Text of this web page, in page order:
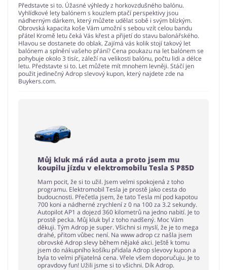
Představte si to. Úžasné výhledy z horkovzdušného balónu.
Vyhlídkové lety balónem s kouzlem ptačí perspektivy jsou
nádherným dárkem, který můžete udělat sobě i svým blízkým.
Obrovská kapacita koše Vám umožní s sebou vzít celou bandu
přátel Kromě letu čeká Vás křest a přijetí do stavu balonářského.
Hlavou se dostanete do oblak. Zajímá vás kolik stojí takový let
balónem a splnění vašeho přání? Cena poukazu na let balónem se
pohybuje okolo 3 tisíc, záleží na velikosti balónu, počtu lidi a délce
letu. Představte si to. Let můžete mít mnohem levněji. Stáčí jen
použit jedinečný Adrop slevový kupon, který najdete zde na
Buykers.com.
Můj kluk má rád auta a proto jsem mu
koupilu jízdu v elektromobilu Tesla S P85D
Mam pocit, že si to užil. Jsem velmi spokojená z toho
programu. Elektromobil Tesla je prostě jako cesta do
budoucnosti. Přečetla jsem, že tato Tesla mí pod kapotou
700 koni a nádherné zrychlení z 0 na 100 za 3.2 sekundy.
Autopilot AP1 a dojezd 360 kilometrů na jedno nabití. Je to
prostě pecka. Můj kluk byl z toho nadšený. Moc Vám
děkuji. Tým Adrop je super. Všichni si myslí, že je to mega
drahé, přitom vůbec není. Na www adrop cz našla jsem
obrovské Adrop slevy během nějaké akci. Ještě k tomu
jsem do nákupního košíku přidala Adrop slevovy kupon a
byla to velmi přijatelná cena. Vřele všem doporučuju. Je to
opravdovy fun! Užili jsme si to všichni. Dík Adrop.